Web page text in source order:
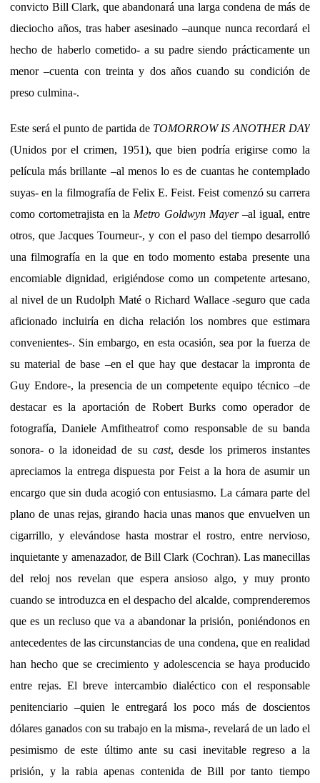
convicto Bill Clark, que abandonará una larga condena de más de
dieciocho años, tras haber asesinado –aunque nunca recordará el
hecho de haberlo cometido- a su padre siendo prácticamente un
menor –cuenta con treinta y dos años cuando su condición de
preso culmina-.
Este será el punto de partida de TOMORROW IS ANOTHER DAY
(Unidos por el crimen, 1951), que bien podría erigirse como la
película más brillante –al menos lo es de cuantas he contemplado
suyas- en la filmografía de Felix E. Feist. Feist comenzó su carrera
como cortometrajista en la Metro Goldwyn Mayer –al igual, entre
otros, que Jacques Tourneur-, y con el paso del tiempo desarrolló
una filmografía en la que en todo momento estaba presente una
encomiable dignidad, erigiéndose como un competente artesano,
al nivel de un Rudolph Maté o Richard Wallace -seguro que cada
aficionado incluiría en dicha relación los nombres que estimara
convenientes-. Sin embargo, en esta ocasión, sea por la fuerza de
su material de base –en el que hay que destacar la impronta de
Guy Endore-, la presencia de un competente equipo técnico –de
destacar es la aportación de Robert Burks como operador de
fotografía, Daniele Amfitheatrof como responsable de su banda
sonora- o la idoneidad de su cast, desde los primeros instantes
apreciamos la entrega dispuesta por Feist a la hora de asumir un
encargo que sin duda acogió con entusiasmo. La cámara parte del
plano de unas rejas, girando hacia unas manos que envuelven un
cigarrillo, y elevándose hasta mostrar el rostro, entre nervioso,
inquietante y amenazador, de Bill Clark (Cochran). Las manecillas
del reloj nos revelan que espera ansioso algo, y muy pronto
cuando se introduzca en el despacho del alcalde, comprenderemos
que es un recluso que va a abandonar la prisión, poniéndonos en
antecedentes de las circunstancias de una condena, que en realidad
han hecho que se crecimiento y adolescencia se haya producido
entre rejas. El breve intercambio dialéctico con el responsable
penitenciario –quien le entregará los poco más de doscientos
dólares ganados con su trabajo en la misma-, revelará de un lado el
pesimismo de este último ante su casi inevitable regreso a la
prisión, y la rabia apenas contenida de Bill por tanto tiempo